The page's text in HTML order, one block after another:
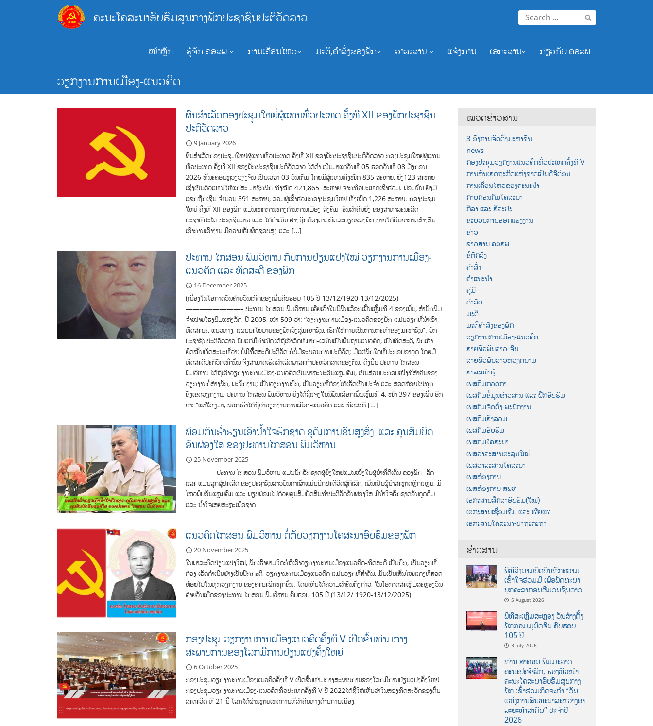
ຄະນະໂຄສະນາອົບຮົມສູນກາງພັກປະຊາຊົນປະຕິວັດລາວ
Search
for:
ໜ້າຫຼັກ ຮູ້ຈັກ ຄອສພ ການເຄື່ອນໄຫວ ມະຕິ,ຄຳສັ່ງຂອງພັກ ວາລະສານ ແຈ້ງການ ເອກະສານ ກ່ຽວກັບ ຄອສພ
ວຽກງານການເມືອງ-ແນວຄິດ
ຜົນສໍາເລັດກອງປະຊຸມໃຫຍ່່ຜູ້ແທນທົ່ວປະເທດ ຄັ້ງທີ XII ຂອງພັກປະຊາຊົນ
ປະຕິວັດລາວ
9 January 2026
ຜົນສໍາເລັດກອງປະຊຸມໃຫຍ່່ຜູ້ແທນທົ່ວປະເທດ ຄັ້ງທີ XII ຂອງພັກປະຊາຊົນປະຕິວັດລາວ ກອງ​ປະ­ຊຸມ​ໃຫຍ່​ຜູ້​ແທນ​
ທົ່ວ​ປະ­ເທດ ຄັ້ງ​ທີ XII ຂອງ​ພັກ​ປະ­ຊາຊົນປະ­ຕິ­ວັດ​ລາວ ໄດ້​ດຳ ເນີນ​ມາ​ແຕ່​ວັນ​ທີ 05 ຮອດ​ວັນ​ທີ 08 ມັງກອນ
2026 ທີ່​ນະ­ຄອນຫຼວງ​ວຽງ​ຈັນ ເປັນເວລາ 03 ວັນເຕັມ ໂດຍມີ​ຜູ້​ແທນ​ທັງ​ໝົດ 835 ສະຫາຍ, ຍິງ123 ສະຫາຍ
ເຊິ່ງ​ເປັນ​ຕົວ​ແທນ​ໃຫ້​ແກ່​ສະ­ ມາ­ຊິກ​ພັກ ທັງ​ໝົດ 421,865 ສະຫາຍ ຈາກ​ທົ່ວ​ປະ​ເທດເຂົ້າຮ່ວມ. ພ້ອມນັ້ນ ຍັງມີ
ແຂກຖືກເຊີນ ຈໍານວນ 391 ສະຫາຍ, ລວມຜູ້ເຂົ້າຮ່ວມກອງປະຊຸມໃຫຍ່ ທັງໝົດ 1,226 ສະຫາຍ. ກອງ​ປະ­ຊຸມ​
ໃຫຍ່ ຄັ້ງ​ທີ XII ຂອງພັກ ແມ່ນ​ເຫດ­ການ​ທາງ​ດ້ານ​ການ​ເມືອງ​-​ສັງ­ຄົມ​ ອັນ​ສຳ­ຄັນ​ຍິ່ງ ຂອງສາທາລະນະລັດ
ປະຊາທິປະໄຕ ປະຊາຊົນລາວ ແລະ ໄດ້​ດຳ­ເນີນ​ ຢ່າງ​ຖືກ­ຕ້ອງ​ຕາມ​ກົດ​ລະ­ບຽບ​ຂອງ​ພັກ ພາຍ​ໃຕ້​ບັນ­ຍາ­ກາດສ້າງ­ສັນ
ເອົາ​ການ​ເອົາ​ງານ ມີ​ຄວາມ​ຮັບ­ຜິດຊອບ​ສູງ ແລະ […]
ປະທານ ໄກສອນ ພົມວິຫານ ກັບການປ່ຽນແປງໃໝ່ ວຽກງານການເມືອງ-
ແນວຄິດ ແລະ ທິດສະດີ ຂອງພັກ
16 December 2025
(ເນື່ອງໃນໂອກາດວັນຄ້າຍວັນເກີດຂອງເພິ່ນຄົບຮອບ 105 ປີ 13/12/1920-13/12/2025)
————————– ປະທານ ໄກສອນ ພົມວິຫານ ເຄີຍເວົ້າໃນນິພົນເລືອກເຟັ້ນເຫຼັ້ມທີ 4 ຂອງເພິ່ນ, ສຳນັກພິມ
ຈຳໜ່າຍໂຮງພິມແຫ່ງລັດ, ປີ 2005, ໜ້າ 509 ວ່າ: “ວຽກງານການເມືອງ-ແນວຄິດຂອງພັກ ແມ່ນວຽກທີ່ນຳເອົາ
ທັດສະນະ, ແນວທາງ, ແຜນນະໂຍບາຍຂອງພັກລົງສູ່ມະຫາຊົນ, ເຮັດໃຫ້ກາຍເປັນການກະທຳຂອງມະຫາຊົນ”. ພັກ
ປະຊາຊົນປະຕິວັດລາວ ນັບແຕ່ມື້ກຳເນີດໄດ້ຖືເອົາລັດທິມາກ-ເລນິນເປັນພື້ນຖານແນວຄິດ, ເປັນທິດສະດີ, ພັກເຮົາ
ຍຶດໝັ້ນທັດສະນະທີ່ວ່າ: ບໍ່ມີທິັ້ດສະດີປະຕິວັດ ກໍບໍ່ມີຂະບວນການປະຕິວັດ; ມີແຕ່ພັກໃດທີ່ປະກອບອາວຸດ ໂດຍມີ
ທິດສະດີປະຕິວັດເທົ່ານັ້ນ ຈຶ່ງສາມາດເຮັດສຳເລັດພາລະກຳປະຫວັດສາດຂອງຕົນ. ດັ່ງນັ້ນ ປະທານ ໄກສອນ
ພົມວິຫານ ໄດ້ຖືເອົາວຽກງານການເມືອງ-ແນວຄິດເປັນພາຫະນະອັນແຫຼມຄົມ, ເປັນສ່ວນປະກອບໜຶ່ງທີ່ສຳຄັນຂອງ
ວຽກງານກໍ່ສ້າງພັກ, ພະນັກງານ; ເປັນວຽກງານກົກ, ເປັນວຽກທີ່ຕ້ອງໄດ້ເຮັດເປັນປະຈຳ ແລະ ສອດຫ້ອຍໄປທຸກ
ຂົງເຂດວຽກງານ. ປະທານ ໄກສອນ ພົມວິຫານ ຍັງໄດ້ຊີ້ແຈງໃນນິພົນເລືອກເພັ້ນເຫຼັ້ມທີ 4, ໜ້າ 397 ຂອງເພິ່ນ ອີກ
ວ່າ: “ແຕ່ໃດໆມາ, ພວກເຮົາໄດ້ຖືວ່າວຽກງານການເມືອງ-ແນວຄິດ ແລະ ທິດສະດີ […]
ພ້ອມກັນຮໍ່າຮຽນເອົານໍ້າໃຈຮັກຊາດ ອຸດົມການອັນສູງສົ່ງ ແລະ ຄຸນສົມບັດ
ອັນຜ່ອງໃສ ຂອງປະທານໄກສອນ ພົມວິຫານ
25 November 2025
ປະທານ ໄກສອນ ພົມວິຫານ ແມ່ນນັກຮັກຊາດຜູ້ຍິ່ງໃຫຍ່ແມ່ນໜຶ່ງໃນຜູ້ນຳທີ່ດີເດັ່ນ ຂອງພັກ -ລັດ
ແລະ ແມ່ນລູກຜູ້ປະເສີດ ຂອງປະຊາຊົນລາວບັນດາເຜົ່າແມ່ນນັກປະຕິວັດຜູ້ດີເລີດ, ເພິ່ນເປັນຜູ້ນຳສະຫຼາດຫຼັກແຫຼມ, ມີ
ໄຫວພິບອັນແຫຼມຄົມ ແລະ ພຽບພ້ອມໄປດ້ວຍຄຸນສົມບັດສິນທໍາປະຕິວັດອັນຜ່ອງໃສ ມີນໍາ້ໃຈຮັກຊາດອັນດູດດື່ມ
ແລະ ນໍ້າໃຈເສຍສະຫຼະເພື່ອຊາດ
ແນວ​ຄິດ​ໄກ​ສອນ ພົມ​ວິ​ຫານ ຕໍ່​ກັບ​ວຽກ​ງານ​ໂຄ​ສະ​ນາ​ອົບ​ຮົມ​ຂອງ​ພັກ
20 November 2025
​ໃນ​ພາ​ລະ​ກິດ​ປ່ຽນ​ແປງໃໝ່, ພັກ​ເຮົາ​ຍາມ​ໃດ​ກໍ​ຖື​ເອົາ​ວຽກ​ງານ​ການ​ເມືອງ​ແນວ​ຄິດ-ທິດ​ສະ​ດີ ​ເປັນ​ກົກ, ເປັນ​ວຽກ​ທີ່​
ຕ້ອງ​ ເຮັດດຳເນີນຢ່າງ​ເປັນ​ປົກ​ກະ​ຕິ, ວຽກ​ງານ​ການ​ເມືອງ​ແນວ​ຄິດ ແມ່ນ​ວຽກ​ທີ່​ສຳ​ຄັນ, ມັນ​ເປັນ​ເສັ້ນ​ໄໝແດງທີ່​ສອດ​
ຫ້ອຍ​ໄປ​ໃນ​ທຸກວຽກ​ງານ ຂອງຄະນະ​ພັກ​ທຸກ​ຂັ້ນ. ໂດຍ​ເຫັນ​ໄດ້​ຄວາມ​ສຳ​ຄັນ​ດັ່ງ​ກ່າວ, ໃນ​ໂອ​ກາດ​ສະ​ເຫຼີມ​ສະ​ຫຼອງວັນ​
ຄ້າຍ​ວັນ​ເກີດ​ຂອງປະ​ທານ ໄກ​ສອນ ພົມ​ວິ​ຫານ ຄົບ​ຮອບ 105 ປີ (13/12/ 1920-13/12/2025)
ກອງປະຊຸມວຽກງານການເມືອງແນວຄິດຄັ້ງທີ V ເປີດຂຶ້ນທ່າມກາງ
ສະພາບການຂອງໂລກມີການປ່ຽນແປງຄັ້ງໃຫຍ່
6 October 2025
ກອງປະຊຸມວຽກງານການເມືອງແນວຄິດຄັ້ງທີ V ເປີດຂຶ້ນທ່າມກາງສະພາບການຂອງໂລກມີການປ່ຽນແປງຄັ້ງໃຫຍ່
ກອງປະຊຸມວຽກງານການເມືອງ-ແນວຄິດທົ່ວປະເທດຄັ້ງທີ V ປີ 2022ໄດ້ຊີ້ໃຫ້ເຫັນວ່າໃນສອງທົດສະວັດຂອງຕົ້ນ
ສະຕະວັດ ທີ 21 ນີ້ ໂລກໄດ້ຜ່ານຫຼາຍເຫດການທີ່ສໍາຄັນທາງດ້ານການເມືອງ,
ໝວດຂ່າວສານ
3 ອົງການຈັດຕັ້ງມະຫາຊົນ
news
ກອງປະຊຸມວຽກງານແນວຄິດທົ່ວປະເທດຄັ້ງທີ V
ການຫັນເສດຖະກິດແຫ່ງຊາດເປັນດີຈີຕ໋ອນ
ການເຄື່ອນໄຫວຂອງຄະນະນຳ
ກາບກອນກົມໂຄສະນາ
ກິລາ ແລະ ສິລະປະ
ຂະບວນການອອກແຮງງານ
ຂ່າວ
ຂ່າວສານ ຄອສພ
ຂໍ້ຕົກລົງ
ຄຳສັ່ງ
ຄຳແນະນຳ
ຄູ່ມື
ດຳລັດ
ມະຕິ
ມະຕິຄຳສັ່ງຂອງພັກ
ວຽກງານການເມືອງ-ແນວຄິດ
ສາຍພົວພັນລາວ-ຈີນ
ສາຍພົວພັນລາວຫວຽດນາມ
ສາລະໜ້າຮູ້
ເພສກົມກວດກາ
ເພສກົມຂໍ້ມູນຂ່າວສານ ແລະ ຝຶກອົບຮົມ
ເພສກົມຈັດຕັ້ງ-ພະນັກງານ
ເພສກົມສັງລວມ
ເພສກົມອົບຮົມ
ເພສກົມໂຄສະນາ
ເພສວາລະສານອະລຸນໃໝ່
ເພສວາລະສານໂຄສະນາ
ເພສຫ້ອງການ
ເພສຫ້ອງການ ສພທ
ເອກະສານສຶກສາອົບຮົມ(ໃໝ່)
ເອກະສານເຊື່ອມຊືມ ແລະ ເຜີຍແຜ່
ເອກະສານໂຄສະນາ-ປາຖະກະຖາ
ຂ່າວສານ
ພິທີລົງນາມບົດບັນທຶກຄວາມ
ເຂົ້າໃຈຮ່ວມມື ເພື່ອພັດທະນາ
ບຸກຄະລາກອນສື່ມວນຊົນລາວ
5 August 2026
ພິທີສະເຫຼີມສະຫຼອງ ວັນສ້າງຕັ້ງ
ພັກກອມມູນິດຈີນ ຄົບຮອບ
105 ປີ
3 July 2026
ທ່ານ ສາຄອນ ພົມມະລາດ
ຄະນະປະຈໍາພັກ, ຮອງຫົວໜ້າ
ຄະນະໂຄສະນາອົບຮົມສູນກາງ
ພັກ ເຂົ້າຮ່ວມກິດຈະກຳ “ວັນ
ແຫ່ງການສົນທະນາລະຫວ່າງອາ
ລະຍະທຳສາກົນ” ປະຈຳປີ
2026